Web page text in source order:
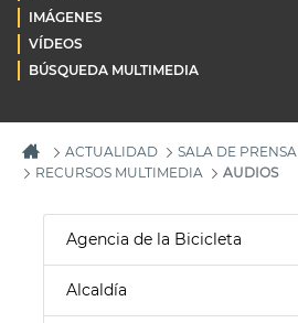
IMÁGENES
VÍDEOS
BÚSQUEDA MULTIMEDIA
ACTUALIDAD
SALA DE PRENSA
RECURSOS MULTIMEDIA
AUDIOS
Agencia de la Bicicleta
Alcaldía